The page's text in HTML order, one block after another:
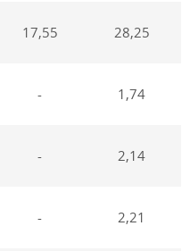
17,55 28,25
- 1,74
- 2,14
- 2,21